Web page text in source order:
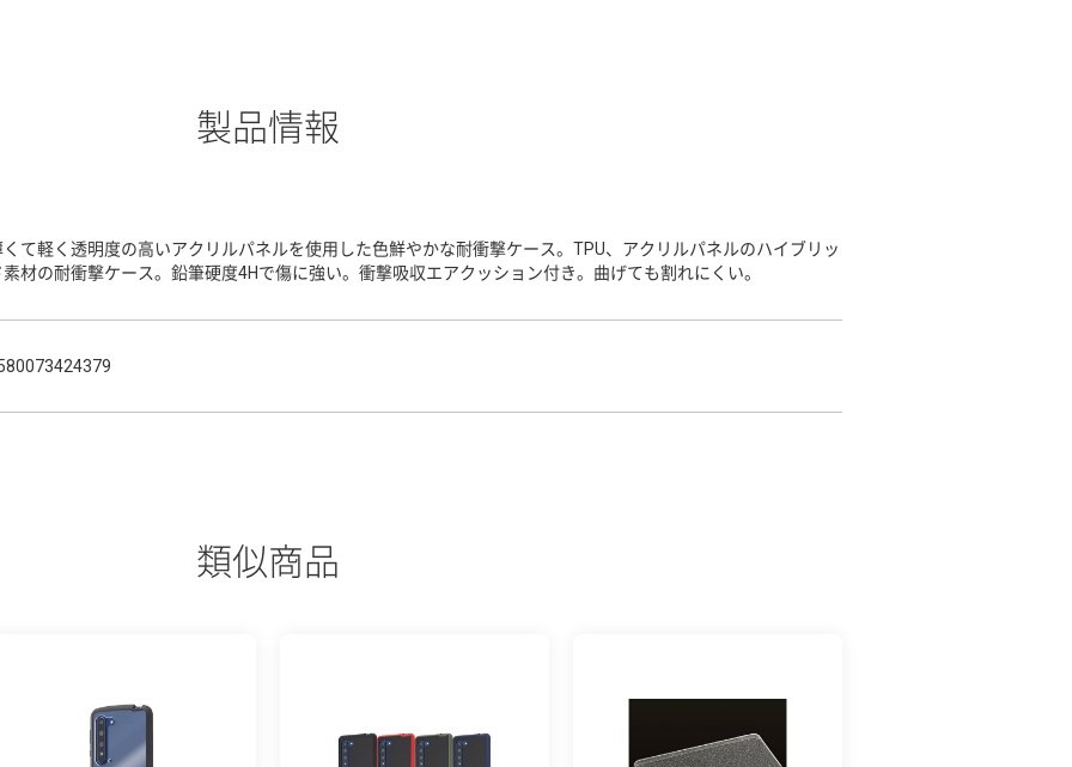
製品情報
くて軽く透明度の高いアクリルパネルを使用した色鮮やかな耐衝撃ケース。TPU、アクリルパネルのハイブリッ
素材の耐衝撃ケース。鉛筆硬度4Hで傷に強い。衝撃吸収エアクッション付き。曲げても割れにくい。
類似商品